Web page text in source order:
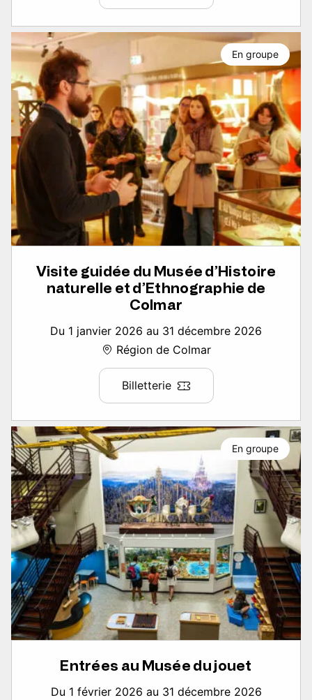
Visite guidée du Musée d’Histoire
naturelle et d’Ethnographie de
Colmar
Du 1 janvier 2026 au 31 décembre 2026
Région de Colmar
Billetterie
En groupe
Entrées au Musée du jouet
Du 1 février 2026 au 31 décembre 2026
En groupe